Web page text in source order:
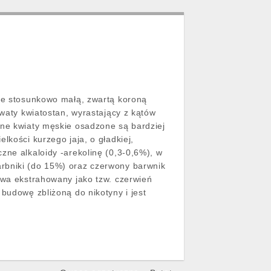
stosunkowo małą, zwartą koroną
kwiatostan, wyrastający z kątów
kwiaty męskie osadzone są bardziej
kurzego jaja, o gładkiej,
alkaloidy -arekolinę (0,3-0,6%), w
(do 15%) oraz czerwony barwnik
ekstrahowany jako tzw. czerwień
zbliżoną do nikotyny i jest